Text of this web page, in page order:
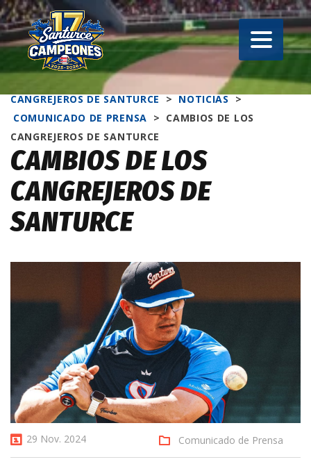
CANGREJEROS DE SANTURCE > NOTICIAS >
COMUNICADO DE PRENSA > CAMBIOS DE LOS
CANGREJEROS DE SANTURCE
CAMBIOS DE LOS
CANGREJEROS DE
SANTURCE
29 Nov. 2024 Comunicado de Prensa